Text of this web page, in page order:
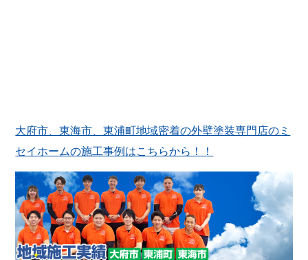
大府市、東海市、東浦町地域密着の外壁塗装専門店のミ
セイホームの施工事例はこちらから！！